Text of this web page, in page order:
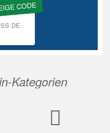
CODE
DE
Kategorien